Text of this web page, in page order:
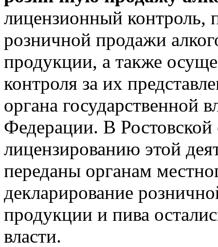
лицензионный контроль,
розничной продажи
продукции, а также
контроля за их
органа государственной
Федерации. В
лицензированию этой
переданы органам
декларирование
продукции и пива
власти.